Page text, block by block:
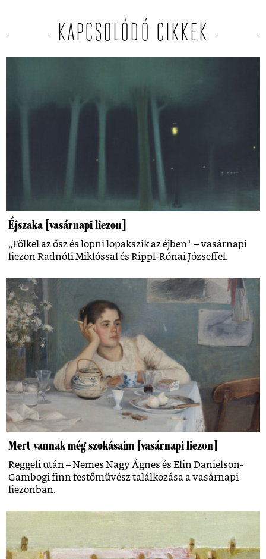
KAPCSOLÓDÓ CIKKEK
Éjszaka [vasárnapi liezon]
„Fölkel az ősz és lopni lopakszik az éjben" – vasárnapi
liezon Radnóti Miklóssal és Rippl-Rónai Józseffel.
Mert vannak még szokásaim [vasárnapi liezon]
Reggeli után – Nemes Nagy Ágnes és Elin Danielson-
Gambogi finn festőművész találkozása a vasárnapi
liezonban.